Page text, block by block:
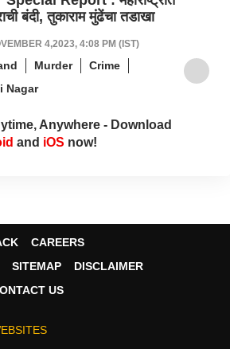
बंदी, तुकाराम मुंढेंचा तडाखा
4,2023, 4:08 PM (IST)
Murder
Crime
Nagar
Anywhere - Download
and iOS now!
CAREERS
SITEMAP
DISCLAIMER
US